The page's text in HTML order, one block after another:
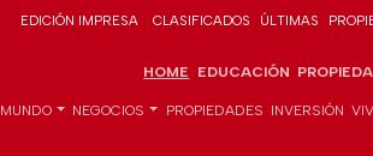
EDICIÓN IMPRESA CLASIFICADOS ÚLTIMAS
HOME EDUCACIÓN
MUNDO NEGOCIOS PROPIEDADES INVERSIÓN